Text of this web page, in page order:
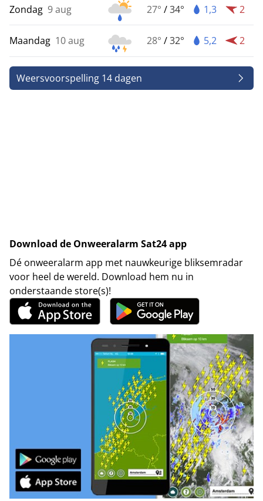
Zondag 9 aug 27° /34° 1,3 2
Maandag 10 aug 28° /32° 5,2 2
Weersvoorspelling 14 dagen
Download de Onweeralarm Sat24 app
Dé onweeralarm app met nauwkeurige bliksemradar
voor heel de wereld. Download hem nu in
onderstaande store(s)!